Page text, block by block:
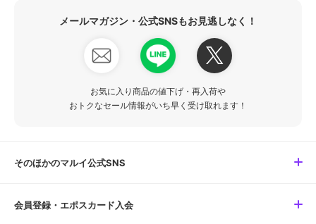
メールマガジン・公式SNSもお見逃しなく！
お気に入り商品の値下げ・再入荷や
おトクなセール情報がいち早く受け取れます！
そのほかのマルイ公式SNS
会員登録・エポスカード入会